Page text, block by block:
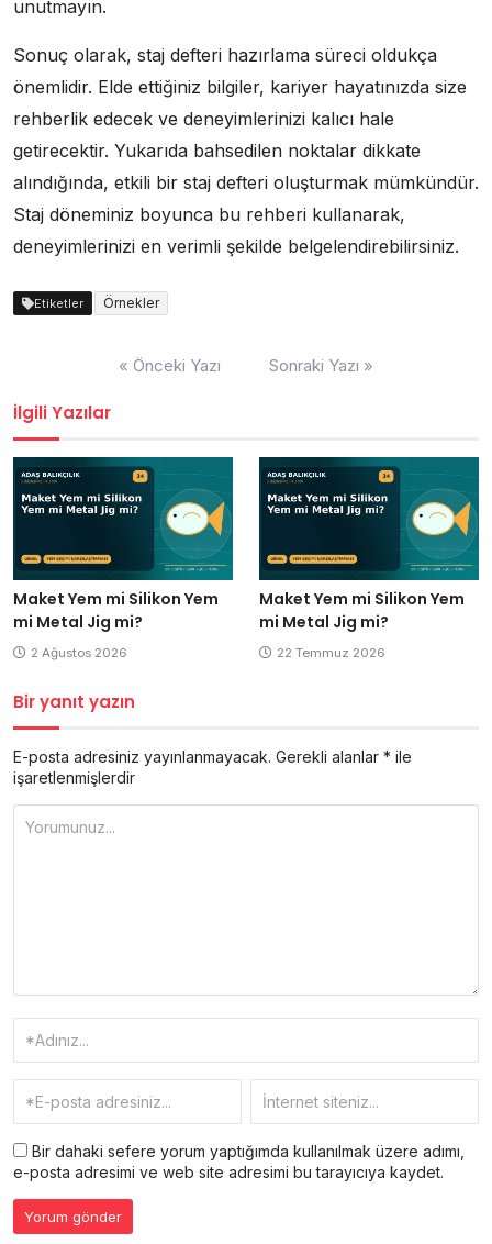
unutmayın.
Sonuç olarak, staj defteri hazırlama süreci oldukça
önemlidir. Elde ettiğiniz bilgiler, kariyer hayatınızda size
rehberlik edecek ve deneyimlerinizi kalıcı hale
getirecektir. Yukarıda bahsedilen noktalar dikkate
alındığında, etkili bir staj defteri oluşturmak mümkündür.
Staj döneminiz boyunca bu rehberi kullanarak,
deneyimlerinizi en verimli şekilde belgelendirebilirsiniz.
Etiketler Örnekler
« Önceki Yazı Sonraki Yazı »
İlgili Yazılar
Maket Yem mi Silikon Yem
mi Metal Jig mi?
2 Ağustos 2026
Maket Yem mi Silikon Yem
mi Metal Jig mi?
22 Temmuz 2026
Bir yanıt yazın
E-posta adresiniz yayınlanmayacak. Gerekli alanlar * ile
işaretlenmişlerdir
Bir dahaki sefere yorum yaptığımda kullanılmak üzere adımı,
e-posta adresimi ve web site adresimi bu tarayıcıya kaydet.